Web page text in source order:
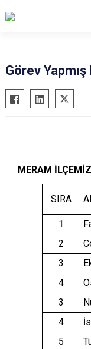
Ahırlı
Akören
Beyşehir
Görev
MERAM
SIRA
1
2
3
4
3
4
5